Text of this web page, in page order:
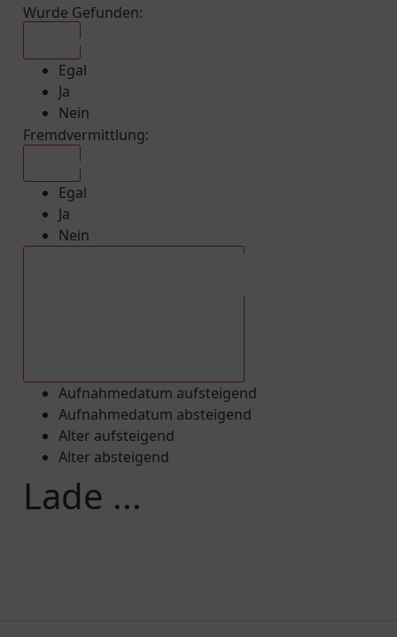
Wurde Gefunden:
Egal
Ja
Nein
Fremdvermittlung:
Egal
Ja
Nein
Aufnahmedatum aufsteigend
Aufnahmedatum absteigend
Alter aufsteigend
Alter absteigend
Lade ...